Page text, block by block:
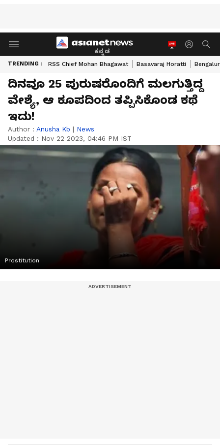
ಕನ್ನಡ
TRENDING : RSS Chief Mohan Bhagawat Basavaraj Horatti
ದಿನವೂ 25 ಪುರುಷರೊಂದಿಗೆ ಮಲಗುತ್ತಿದ್ದ
ವೇಶ್ಯೆ, ಆ ಕೂಪದಿಂದ ತಪ್ಪಿಸಿಕೊಂಡ ಕಥೆ
ಇದು!
Author : Anusha Kb | News
Updated : Nov 22 2023, 04:46 PM IST
Prostitution